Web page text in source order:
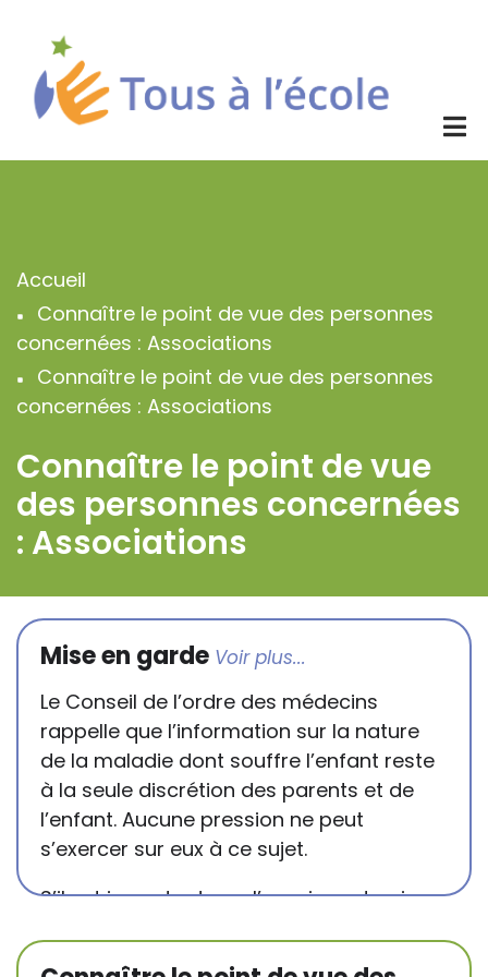
contenu
principal
Fil
d'Ariane
Accueil
Connaître le point de vue des personnes
concernées : Associations
Connaître le point de vue des personnes
concernées : Associations
Connaître le point de vue
des personnes concernées
: Associations
Mise en garde
Le Conseil de l’ordre des médecins
rappelle que l’information sur la nature
de la maladie dont souffre l’enfant reste
à la seule discrétion des parents et de
l’enfant. Aucune pression ne peut
s’exercer sur eux à ce sujet.
S’il est important que l’enseignant puisse